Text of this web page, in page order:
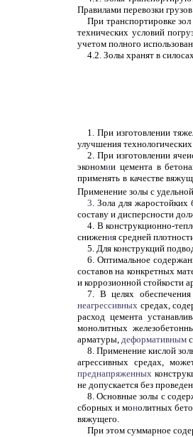
Правилами перевозки
При транспортировке
технических условий
учетом полного
4.2. Золы хранят в
1. При изготовлении
улучшения
2. При изготовлении
экономии цемента в
применять в качестве
Применение золы с
3. Зола для жаростойких
составу и дисперсности
4. В конструкционно-
снижения средней
5. Для конструкций
6. Оптимальное
составов на конкретных
и коррозионной стойкости
7. В целях обеспечения
неагрессивных средах,
расход цемента
монолитных
арматуры, деформативным
8. Применение кислой
агрессивных средах,
преднапряженных
не допускается без
8. Основные золы с
сборных и монолитных
вяжущего.
При этом суммарное